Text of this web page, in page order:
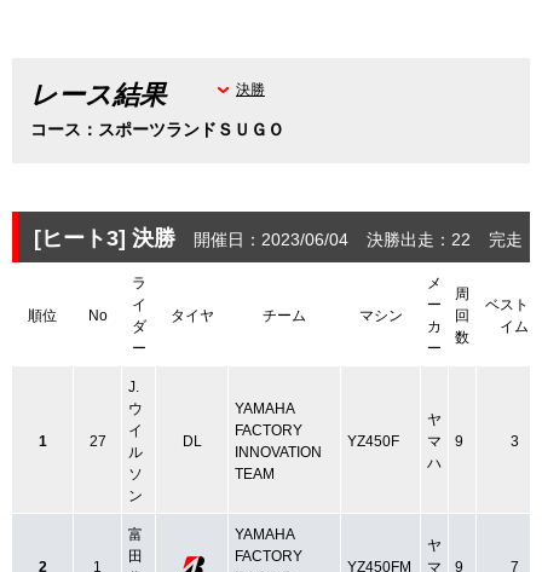
レース結果
コース：スポーツランドＳＵＧＯ
決勝
[ヒート3] 決勝 開催日：2023/06/04 決勝出走：22 完走
順位 No
ラ
イ
ダ
ー
タイヤ チーム マシン
メ
ー
カ
ー
周
回
数
ベストタ
イム
1 27
J.
ウ
イ
ル
ソ
ン
DL
YAMAHA
FACTORY
INNOVATION
TEAM
YZ450F
ヤ
マ
ハ
9 3
2 1
富
田
YAMAHA
FACTORY
YZ450FM
ヤ
マ
9 7